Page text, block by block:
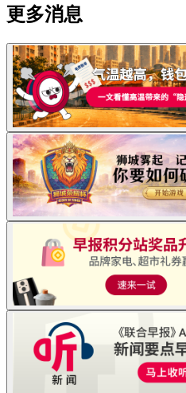
更多消息